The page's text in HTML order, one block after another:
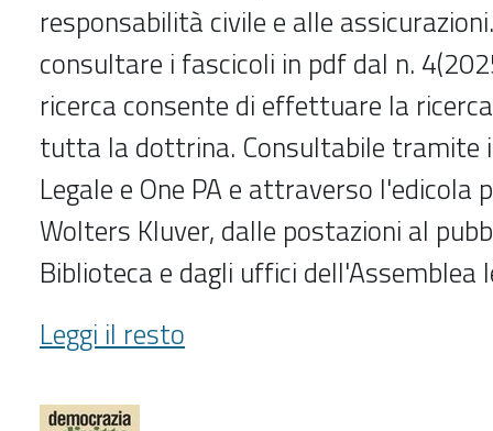
responsabilità civile e alle
consultare i fascicoli in pdf dal n.
ricerca consente di effettuare la
tutta la dottrina. Consultabile tramite
Legale e One PA e attraverso l'edicola
Wolters Kluver, dalle postazioni al
Biblioteca e dagli uffici dell'Assemblea
Danno
e
(4/2025-)
Leggi il resto